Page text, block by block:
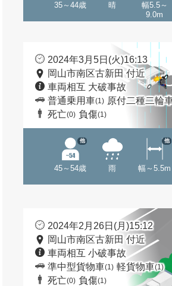
35～44歳 晴
幅5.5～
9.0m
2024年3月5日(火)16:13
岡山市南区古新田 付近
車両相互 大破事故
普通乗用車(1) 原付二種二輪
死亡(0) 負傷(1)
45～54歳
他
雨 幅～5.5m
他
2024年2月26日(月)15:12
岡山市南区古新田 付近
車両相互 小破事故
準中型貨物車(1) 軽貨物車(1)
死亡(0) 負傷(1)